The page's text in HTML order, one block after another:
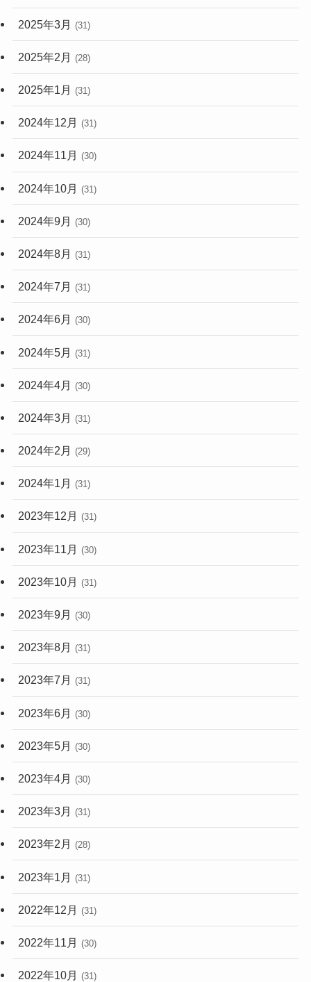
2025年3月 (31)
2025年2月 (28)
2025年1月 (31)
2024年12月 (31)
2024年11月 (30)
2024年10月 (31)
2024年9月 (30)
2024年8月 (31)
2024年7月 (31)
2024年6月 (30)
2024年5月 (31)
2024年4月 (30)
2024年3月 (31)
2024年2月 (29)
2024年1月 (31)
2023年12月 (31)
2023年11月 (30)
2023年10月 (31)
2023年9月 (30)
2023年8月 (31)
2023年7月 (31)
2023年6月 (30)
2023年5月 (30)
2023年4月 (30)
2023年3月 (31)
2023年2月 (28)
2023年1月 (31)
2022年12月 (31)
2022年11月 (30)
2022年10月 (31)